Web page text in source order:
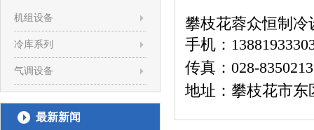
机组设备
冷库系列
气调设备
最新新闻
攀枝花蓉众恒制冷
手机：
传真：028-
地址：攀枝花市东